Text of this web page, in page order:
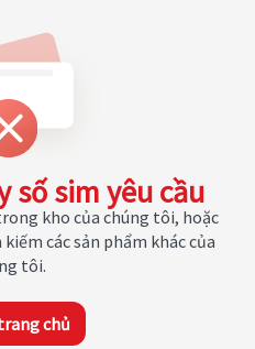
số sim yêu cầu
kho của chúng tôi, hoặc
các sản phẩm khác của
tôi.
chủ